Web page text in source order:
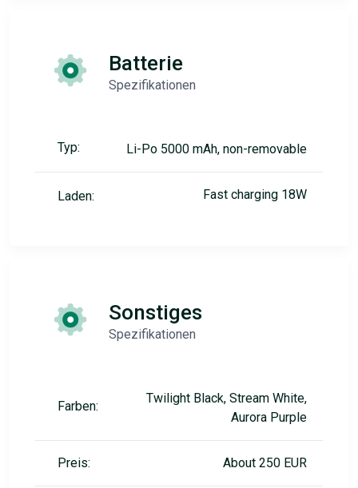
Batterie
Spezifikationen
Typ: Li-Po 5000 mAh, non-removable
Laden: Fast charging 18W
Sonstiges
Spezifikationen
Farben:
Twilight Black, Stream White,
Aurora Purple
Preis: About 250 EUR